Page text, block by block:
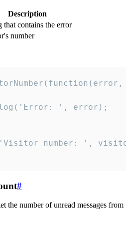
Description
that contains the error
number
', error);
number: ',
#
the number of unread messages from